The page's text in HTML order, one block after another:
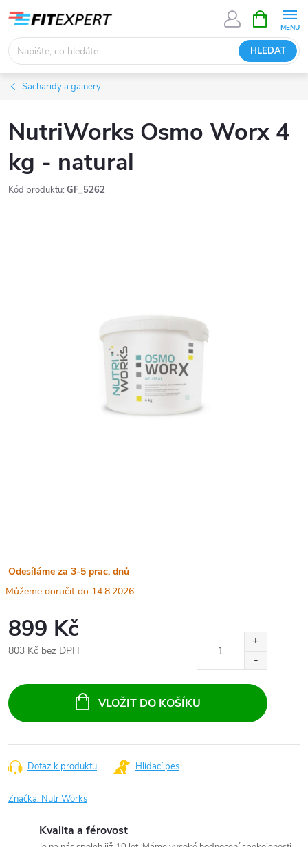
obsah
HLEDAT
NÁKUPNÍ
KOŠÍK
Sacharidy a gainery
NutriWorks Osmo Worx 4
kg - natural
Kód produktu: GF_5262
Odesíláme za 3-5 prac. dnů
14.8.2026
899 Kč
803 Kč bez DPH
cena:
VLOŽIT DO KOŠÍKU
Dotaz k produktu Hlídací pes
Značka: NutriWorks
Kvalita a férovost